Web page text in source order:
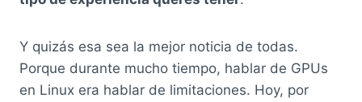
Y quizás esa sea la mejor noticia de todas.
Porque durante mucho tiempo, hablar de GPUs
en Linux era hablar de limitaciones. Hoy, por